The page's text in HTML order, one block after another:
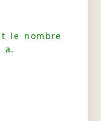
le nombre
a.